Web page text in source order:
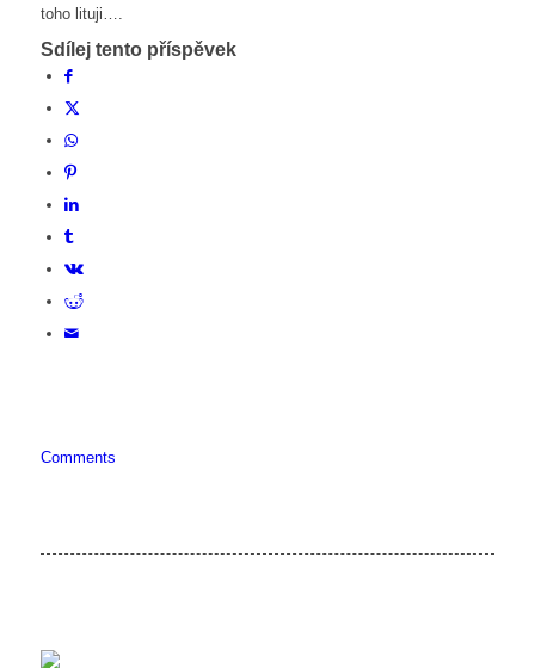
toho lituji….
Sdílej tento příspěvek
Comments